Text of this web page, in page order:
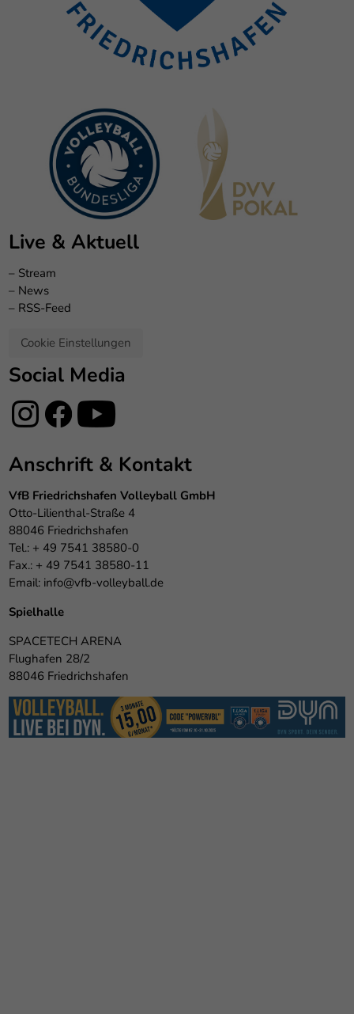
Live & Aktuell
– Stream
– News
– RSS-Feed
Cookie Einstellungen
Social Media
Anschrift & Kontakt
VfB Friedrichshafen Volleyball GmbH
Otto-Lilienthal-Straße 4
88046 Friedrichshafen
Tel.: + 49 7541 38580-0
Fax.: + 49 7541 38580-11
Email: info@vfb-volleyball.de
Spielhalle
SPACETECH ARENA
Flughafen 28/2
88046 Friedrichshafen